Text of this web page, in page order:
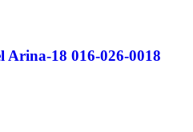
18 016-026-0018